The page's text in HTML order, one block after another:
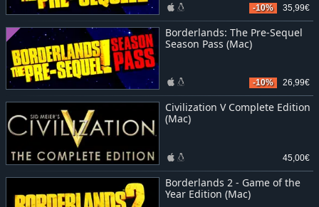
-10% 35,99€
Borderlands: The Pre-Sequel
Season Pass (Mac)
-10% 26,99€
Civilization V Complete Edition
(Mac)
45,00€
Borderlands 2 - Game of the
Year Edition (Mac)